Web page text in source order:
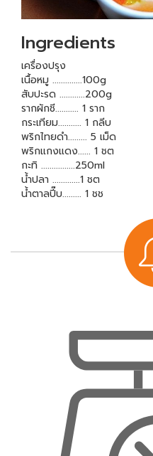
Ingredients
เครื่องปรุง
เนื้อหมู ..............100g
สับปะรด ............200g
รากผักชี........... 1 ราก
กระเทียม........... 1 กลีบ
พริกไทยดำ......... 5 เม็ด
พริกแกงแดง...... 1 ชต
กะทิ ................250ml
น้ำปลา .............1 ชต
น้ำตาลปี๊บ......... 1 ชช